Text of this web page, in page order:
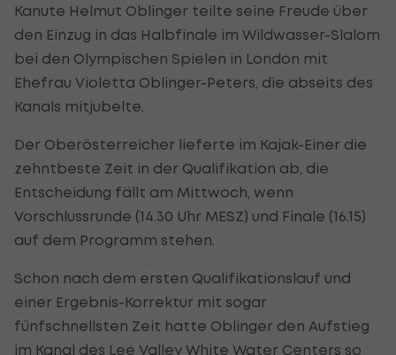
Kanute Helmut Oblinger teilte seine Freude über
den Einzug in das Halbfinale im Wildwasser-Slalom
bei den Olympischen Spielen in London mit
Ehefrau Violetta Oblinger-Peters, die abseits des
Kanals mitjubelte.
Der Oberösterreicher lieferte im Kajak-Einer die
zehntbeste Zeit in der Qualifikation ab, die
Entscheidung fällt am Mittwoch, wenn
Vorschlussrunde (14.30 Uhr MESZ) und Finale (16.15)
auf dem Programm stehen.
Schon nach dem ersten Qualifikationslauf und
einer Ergebnis-Korrektur mit sogar
fünfschnellsten Zeit hatte Oblinger den Aufstieg
im Kanal des Lee Valley White Water Centers so